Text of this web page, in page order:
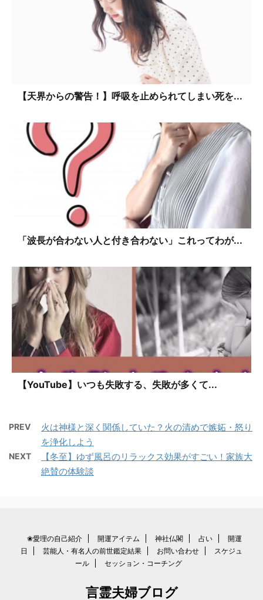
【天界からの警告！】呼吸を止められてしまい死を...
「波長が合わない人と付き合わない」これってわが...
【YouTube】いつも失敗する、失敗が多くて...
PREV
火は神様と深く関係していた？火の清めで嫉妬・怒り
を浄化しよう
NEXT
【冬至】ゆず風呂のリラックス効果がすごい！家族大
絶賛の体験談
❀愛理の自己紹介 開運アイテム 神社仏閣 占い
開運
日
芸能人・有名人の前世鑑定結果 お問い合わせ
スケジュ
ール
セッション・コーチング
言霊夫婦ブログ